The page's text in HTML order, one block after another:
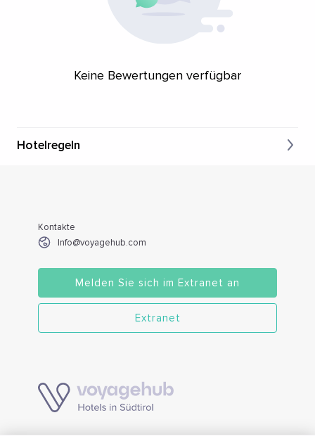
Keine Bewertungen verfügbar
Hotelregeln
Kontakte
Info@voyagehub.com
Melden Sie sich im Extranet an
Extranet